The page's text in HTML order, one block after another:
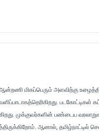
மிகப்பெரும் அளவிற்கு
படகோட்டிகள்
முக்குவர்களின் பண்டைய
ஆனால், தமிழ்நாட்டில்